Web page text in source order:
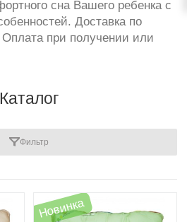
сна Вашего ребенка с
Доставка по
при получении или
Каталог
Фильтр
Новинка